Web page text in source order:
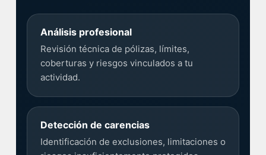
Análisis profesional
Revisión técnica de pólizas, límites,
coberturas y riesgos vinculados a tu
actividad.
Detección de carencias
Identificación de exclusiones, limitaciones o